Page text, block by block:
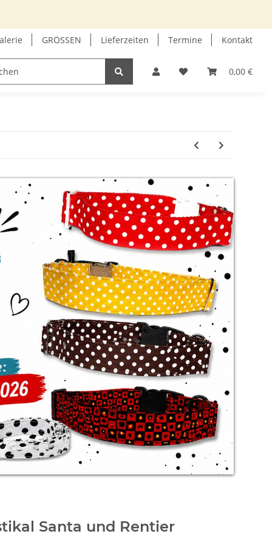
GRÖSSEN Lieferzeiten Termine Kontakt
0,00 €
GUTSCHEIN INFOECKE
Santa und Rentier